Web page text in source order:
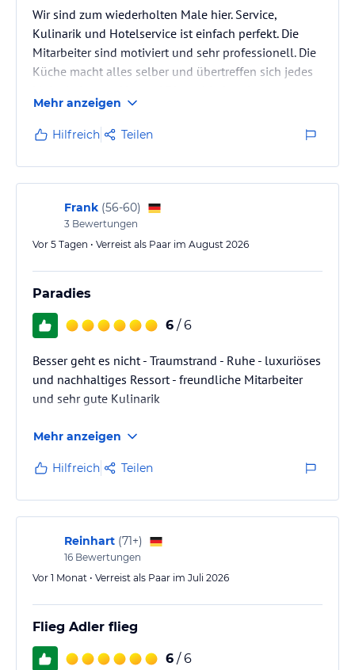
Wir sind zum wiederholten Male hier. Service,
Kulinarik und Hotelservice ist einfach perfekt. Die
Mitarbeiter sind motiviert und sehr professionell. Die
Küche macht alles selber und übertreffen sich jedes
wunderschön in die Umgebung eingebettet. Die
Möglichkeit, den Strand, die Aussicht und höchste
Qualität am Pool zu vereinen ist geglückt. Ein Ort
zum erholen, abschalten und genissen! Wir kommen
sicher wieder!
Mehr anzeigen
Hilfreich Teilen
Frank (56-60)
3 Bewertungen
Vor 5 Tagen • Verreist als Paar im August 2026
Paradies
6 / 6
Besser geht es nicht - Traumstrand - Ruhe - luxuriöses
und nachhaltiges Ressort - freundliche Mitarbeiter
und sehr gute Kulinarik
Mehr anzeigen
Hilfreich Teilen
Reinhart (71+)
16 Bewertungen
Vor 1 Monat • Verreist als Paar im Juli 2026
Flieg Adler flieg
6 / 6